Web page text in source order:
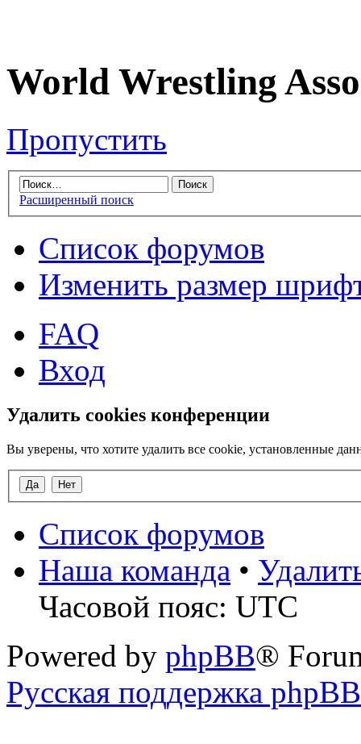
World Wrestling
Пропустить
Расширенный поиск
Список форумов
Изменить размер
FAQ
Вход
Удалить cookies конференции
Вы уверены, что хотите удалить все cookie, установленные
Список форумов
Наша команда •
Часовой пояс: UTC
Powered by phpBB®
Русская поддержка phpBB